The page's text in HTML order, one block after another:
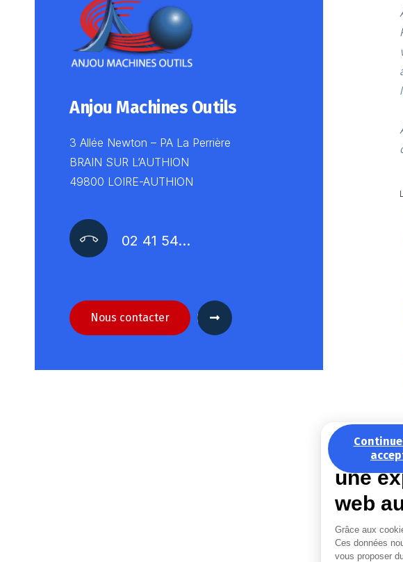
La
une
web
Grâce aux
Ces données
vous proposer
Anjou Machines Outils
3 Allée Newton – PA La Perrière
BRAIN SUR L’AUTHION
49800 LOIRE-AUTHION
02 41 54…
Nous contacter